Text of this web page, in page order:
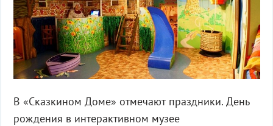
В «Сказкином Доме» отмечают праздники. День
рождения в интерактивном музее